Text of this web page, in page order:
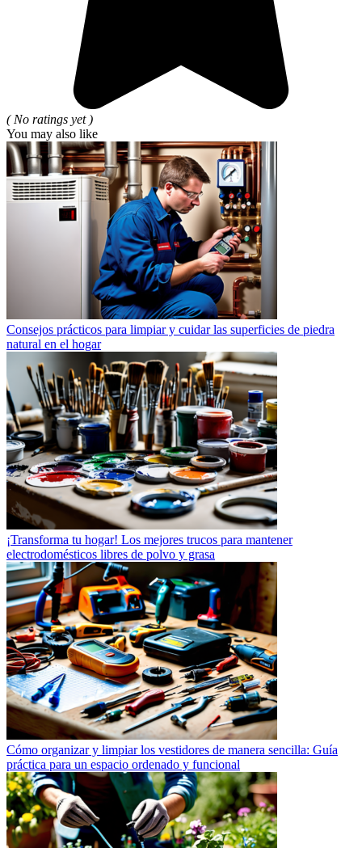
( No ratings yet )
You may also like
Consejos prácticos para limpiar y cuidar las superficies de piedra
natural en el hogar
¡Transforma tu hogar! Los mejores trucos para mantener
electrodomésticos libres de polvo y grasa
Cómo organizar y limpiar los vestidores de manera sencilla: Guía
práctica para un espacio ordenado y funcional